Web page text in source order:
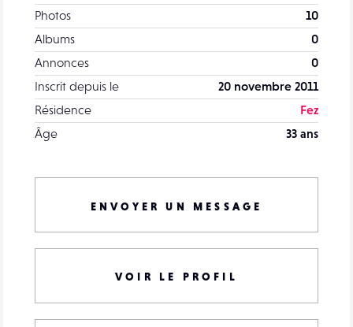
Photos
10
Albums
0
Annonces
0
Inscrit depuis le
20 novembre 2011
Résidence
Fez
Âge
33 ans
ENVOYER UN MESSAGE
VOIR LE PROFIL